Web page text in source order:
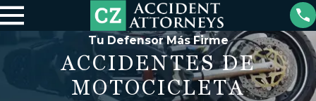
Tu Defensor Más Firme
ACCIDENTES DE
MOTOCICLETA